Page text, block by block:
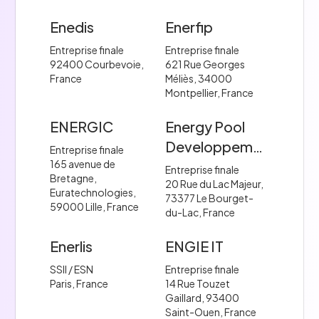
Enedis
Entreprise finale
92400 Courbevoie,
France
Enerfip
Entreprise finale
621 Rue Georges
Méliès, 34000
Montpellier, France
ENERGIC
Entreprise finale
165 avenue de
Bretagne,
Euratechnologies,
59000 Lille, France
Energy Pool
Developpement
Entreprise finale
20 Rue du Lac Majeur,
73377 Le Bourget-
du-Lac, France
Enerlis
SSII / ESN
Paris, France
ENGIE IT
Entreprise finale
14 Rue Touzet
Gaillard, 93400
Saint-Ouen, France